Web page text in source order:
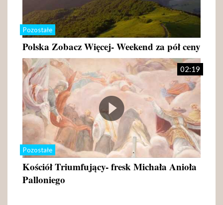
Pozostałe
Polska Zobacz Więcej- Weekend za pół ceny
Pozostałe
02:19
Kościół Triumfujący- fresk Michała Anioła
Palloniego